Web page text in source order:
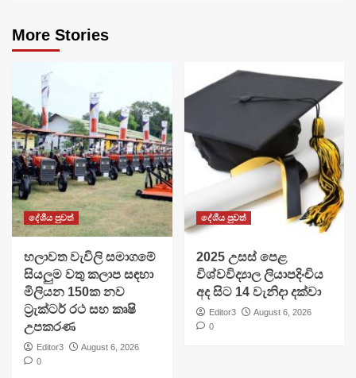
More Stories
දේශීය පුවත්
හලාවත වැවිලි සමාගමේ
සියලුම වතු කලාප සඳහා
මිලියන 150ක නව
ට්‍රැක්ටර් රථ සහ කෘෂි
උපකරණ
Editor3
August 6, 2026
0
දේශීය පුවත්
​2025 උසස් පෙළ
විශ්වවිද්‍යාල ලියාපදිංචිය
අද සිට 14 වැනිදා දක්වා
Editor3
August 6, 2026
0